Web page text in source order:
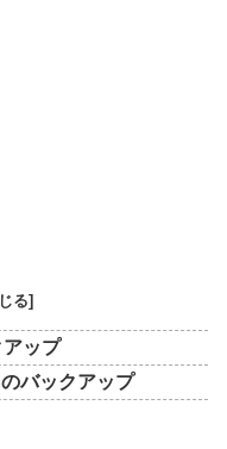
アップ
バックアップ